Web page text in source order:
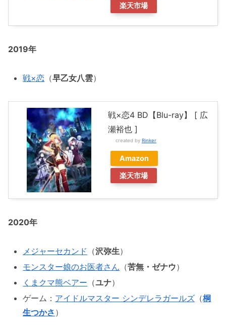
楽天市場
2019年
戦×恋 （早乙女八雲）
戦×恋4 BD【Blu-ray】 [ 広
瀬裕也 ]
created by Rinker
Amazon
楽天市場
2020年
メジャーセカンド （沢弥生）
モンスター娘のお医者さん （苦無・ゼナウ）
くまクマ熊ベアー （ユナ）
ゲーム： アイドルマスター シンデレラガールズ （桐
生つかさ ）